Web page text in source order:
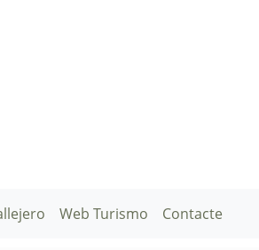
Web Turismo Contacte